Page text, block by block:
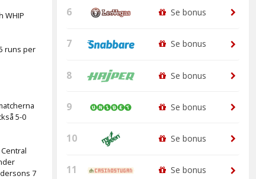
WHIP
runs per
5-0
7
6 Se bonus
7 Se bonus
8 Se bonus
9 Se bonus
10 Se bonus
11 Se bonus